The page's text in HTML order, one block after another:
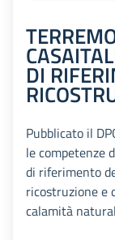
DI
Pubblicato il
le competenze
di riferimento
ricostruzione e
calamità